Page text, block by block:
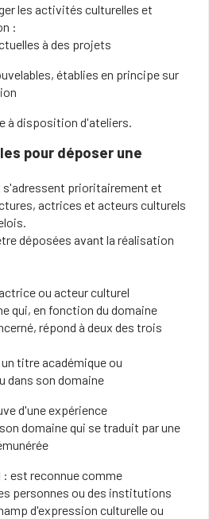
les activités culturelles et
:
à des projets
établies en principe sur
à disposition d'ateliers.
pour déposer une
prioritairement et
actrices et acteurs culturels
déposées avant la réalisation
ou acteur culturel
qui, en fonction du domaine
répond à deux des trois
titre académique ou
dans son domaine
d'une expérience
domaine qui se traduit par une
est reconnue comme
personnes ou des institutions
d'expression culturelle ou